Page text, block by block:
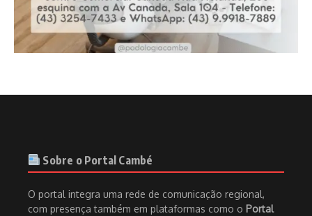
Sobre o Portal Cambé
O portal integra uma rede de comunicação regional,
com presença também em plataformas como o Portal